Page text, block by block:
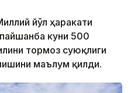
йўл ҳаракати
куни 500
тормоз суюқлиги
маълум қилди.